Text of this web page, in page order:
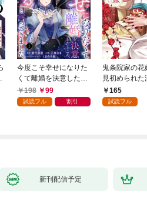
今度こそ幸せになりた
くて離婚を決意したと
ころ、無表情な旦那様
が「愛してる」と言っ
198 99
試読フル 割引
鬼条院家の花
見初められた
～１165
試読フル
新刊配信予定